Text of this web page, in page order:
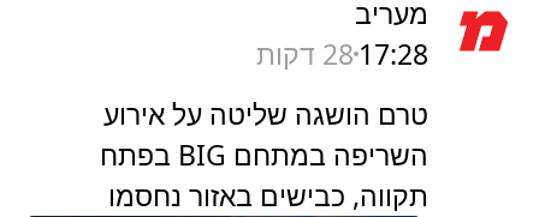
מעריב
17:28 28 דקות
טרם הושגה שליטה על אירוע
השריפה במתחם BIG בפתח
תקווה, כבישים באזור נחסמו